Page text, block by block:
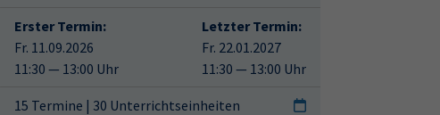
Erster Termin:
Fr. 11.09.2026
11:30 — 13:00 Uhr
Letzter Termin:
Fr. 22.01.2027
11:30 — 13:00 Uhr
15 Termine | 30 Unterrichtseinheiten